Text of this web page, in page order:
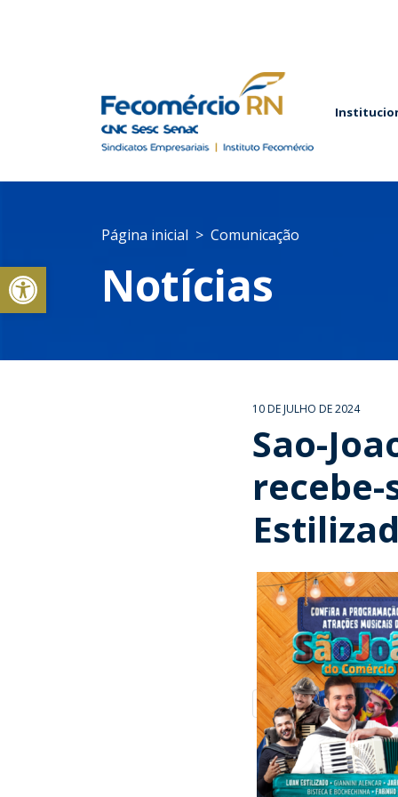
Abrir a barra de ferramentas
Página inicial Comunicação
Notícias
10 DE JULHO DE 2024
Sao-